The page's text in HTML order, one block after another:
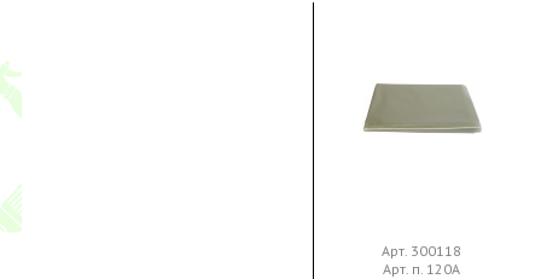
Арт. 300118
Арт. п. 120А